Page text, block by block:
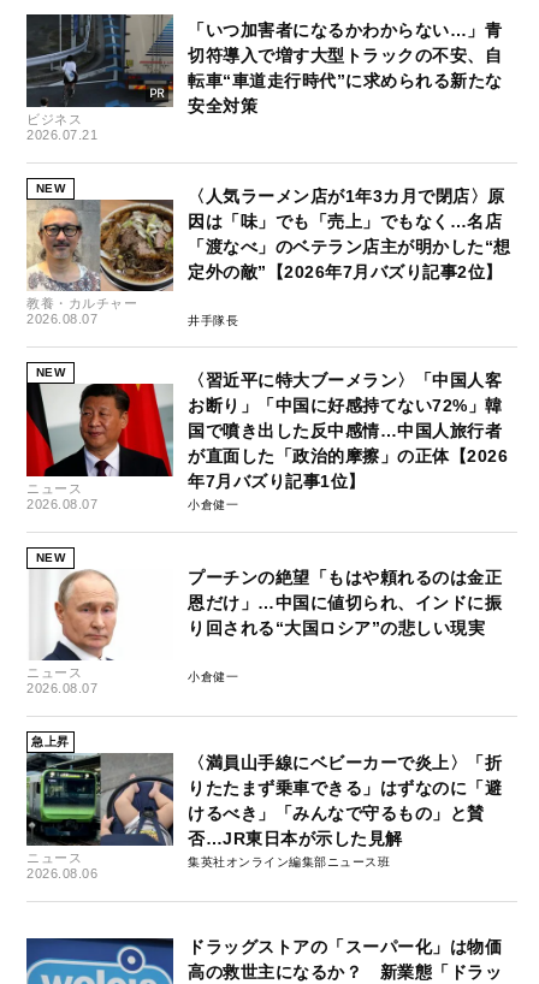
ビジネス
2026.07.21
「いつ加害者になるかわからない…」青
切符導入で増す大型トラックの不安、自
転車“車道走行時代”に求められる新たな
安全対策
NEW
教養・カルチャー
2026.08.07
〈人気ラーメン店が1年3カ月で閉店〉原
因は「味」でも「売上」でもなく…名店
「渡なべ」のベテラン店主が明かした“想
定外の敵”【2026年7月バズり記事2位】
井手隊長
NEW
ニュース
2026.08.07
〈習近平に特大ブーメラン〉「中国人客
お断り」「中国に好感持てない72%」韓
国で噴き出した反中感情…中国人旅行者
が直面した「政治的摩擦」の正体【2026
年7月バズり記事1位】
小倉健一
NEW
ニュース
2026.08.07
プーチンの絶望「もはや頼れるのは金正
恩だけ」…中国に値切られ、インドに振
り回される“大国ロシア”の悲しい現実
小倉健一
急上昇
ニュース
2026.08.06
〈満員山手線にベビーカーで炎上〉「折
りたたまず乗車できる」はずなのに「避
けるべき」「みんなで守るもの」と賛
否…JR東日本が示した見解
集英社オンライン編集部ニュース班
ドラッグストアの「スーパー化」は物価
高の救世主になるか？ 新業態「ドラッ